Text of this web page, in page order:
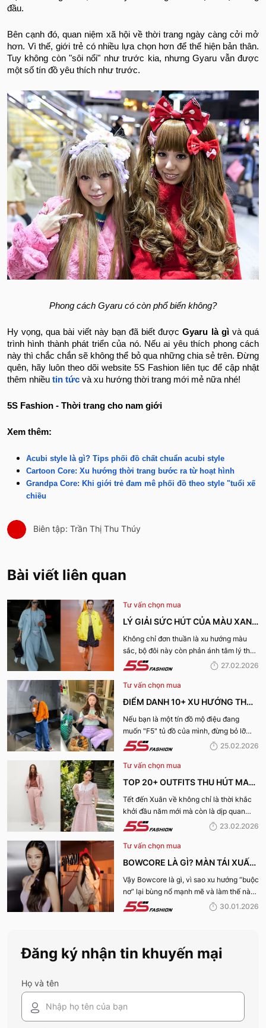
đầu.
Bên cạnh đó, quan niệm xã hội về thời trang ngày càng cởi mở
hơn. Vì thế, giới trẻ có nhiều lựa chọn hơn để thể hiện bản thân.
Tuy không còn "sôi nổi" như trước kia, nhưng Gyaru vẫn được
một số tín đồ yêu thích như trước.
Phong cách Gyaru có còn phổ biến không?
Hy vọng, qua bài viết này bạn đã biết đượcGyaru là gìvà quá
trình hình thành phát triển của nó. Nếu ai yêu thích phong cách
này thì chắc chắn sẽ không thể bỏ qua những chia sẻ trên. Đừng
quên, hãy luôn theo dõi website 5S Fashion liên tục để cập nhật
thêm nhiều tin tức và xu hướng thời trang mới mẻ nữa nhé!
5S Fashion - Thời trang cho nam giới
Xem thêm:
Acubi style là gì? Tips phối đồ chất chuẩn acubi style
Cartoon Core: Xu hướng thời trang bước ra từ hoạt hình
Grandpa Core: Khi giới trẻ đam mê phối đồ theo style "tuổi xế
chiều
Biên tập: Trần Thị Thu Thúy
Bài viết liên quan
Tư vấn chọn mua
LÝ GIẢI SỨC HÚT CỦA MÀU XANH
DƯƠNG LẠNH VÀ VÀNG ACACIA
CHO XU HƯỚNG XUÂN HÈ 2026
Không chỉ đơn thuần là xu hướng màu
sắc, bộ đôi này còn phản ánh tâm lý thời
đại và nhu cầu thể hiện cá tính rõ nét
giải sức hút của màu Xanh dương lạnh và
vàng Acacia cho xu hướng Xuân Hè
27.02.2026
Tư vấn chọn mua
ĐIỂM DANH 10+ XU HƯỚNG THỜI
TRANG HOT NHẤT XUÂN HÈ
2026: SỰ TRỖI DẬY CỦA PHONG
CÁCH CÁ NHÂN
Nếu bạn là một tín đồ mộ điệu đang
muốn "F5" tủ đồ của mình, đừng bỏ lỡ
những gợi ý của 5S Fashion về những xu
25.02.2026
Tư vấn chọn mua
TOP 20+ OUTFITS THU HÚT MAY
MẮN, TÀI LỘC "HỢP VÍA" KHAI
XUÂN 2026
Tết đến Xuân về không chỉ là thời khắc
khởi đầu năm mới mà còn là dịp quan
trọng để mỗi người “khai vía” đón may
mặc gì ngày đầu năm để hợp vía, hút tài
lộc và thu hút năng lượng tích cực? Cùng
2026 mặc gì “hợp vía” trong bài viết này
nhé:
23.02.2026
Tư vấn chọn mua
BOWCORE LÀ GÌ? MÀN TÁI XUẤT
ĐỈNH CAO CỦA XU HƯỚNG
BOWCORE “BUỘC NƠ” KHUẤY
ĐẢO THỜI TRANG 2026
Vậy Bowcore là gì, vì sao xu hướng “buộc
nơ” lại bùng nổ mạnh mẽ và làm thế nào
để phối đồ chuẩn Bowcore mà vẫn giữ
30.01.2026
Đăng ký nhận tin khuyến mại
Họ và tên